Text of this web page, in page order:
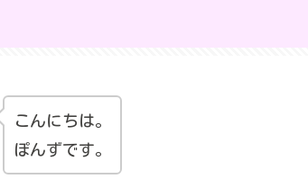
こんにちは。
ぽんずです。